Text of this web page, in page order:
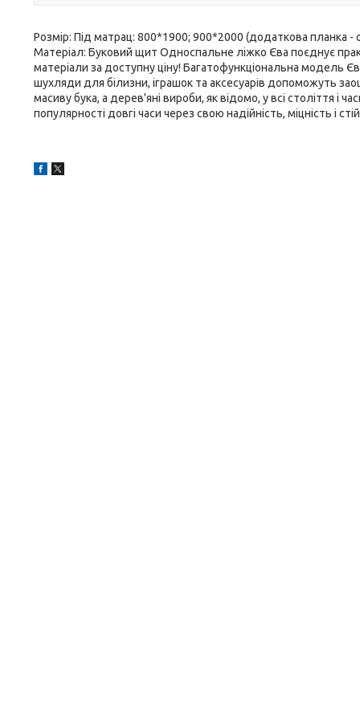
Розмір: Під матрац: 800*1900; 900*2000 (додаткова планка -
Матеріал: Буковий щит Односпальне ліжко Єва поєднує
матеріали за доступну ціну! Багатофункціональна модель
шухляди для білизни, іграшок та аксесуарів допоможуть
масиву бука, а дерев'яні вироби, як відомо, у всі століття і
популярності довгі часи через свою надійність, міцність і